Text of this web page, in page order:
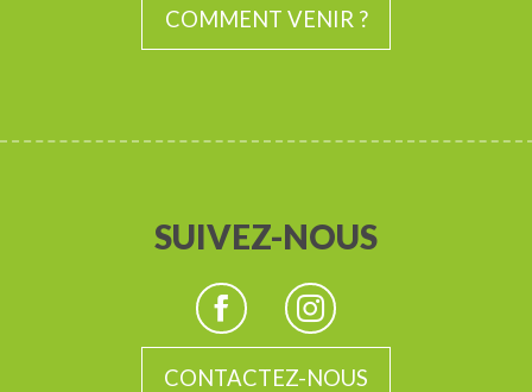
COMMENT VENIR ?
SUIVEZ-NOUS
CONTACTEZ-NOUS